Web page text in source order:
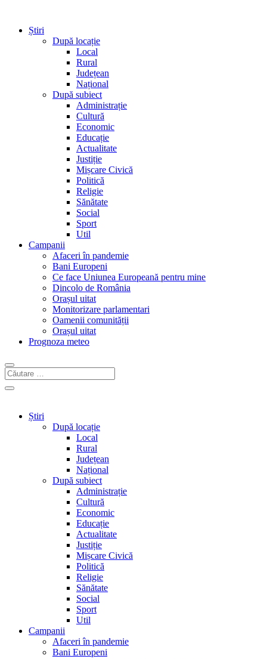
Știri
După locație
Local
Rural
Județean
Național
După subiect
Administrație
Cultură
Economic
Educație
Actualitate
Justiție
Mișcare Civică
Politică
Religie
Sănătate
Social
Sport
Util
Campanii
Afaceri în pandemie
Bani Europeni
Ce face Uniunea Europeană pentru mine
Dincolo de România
Orașul uitat
Monitorizare parlamentari
Oamenii comunității
Orașul uitat
Prognoza meteo
Știri
După locație
Local
Rural
Județean
Național
După subiect
Administrație
Cultură
Economic
Educație
Actualitate
Justiție
Mișcare Civică
Politică
Religie
Sănătate
Social
Sport
Util
Campanii
Afaceri în pandemie
Bani Europeni